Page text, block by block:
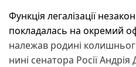
Функція легалізації
покладалась на окремий
належав родині
нині сенатора Росії